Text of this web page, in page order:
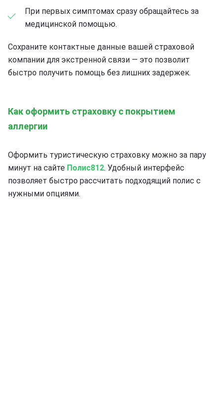
При первых симптомах сразу обращайтесь за
медицинской помощью.
Сохраните контактные данные вашей страховой
компании для экстренной связи — это позволит
быстро получить помощь без лишних задержек.
Как оформить страховку с покрытием
аллергии
Оформить туристическую страховку можно за пару
минут на сайте Полис812. Удобный интерфейс
позволяет быстро рассчитать подходящий полис с
нужными опциями.